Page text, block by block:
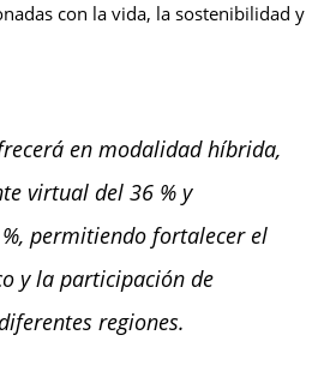
con la vida, la sostenibilidad y
en modalidad híbrida,
virtual del 36 % y
permitiendo fortalecer el
y la participación de
regiones.